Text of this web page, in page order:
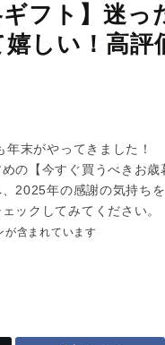
ギフト】迷
嬉しい！高
末がやってきました！
の【今すぐ買うべきお歳
2025年の感謝の気持ち
ックしてみてください。
が含まれています